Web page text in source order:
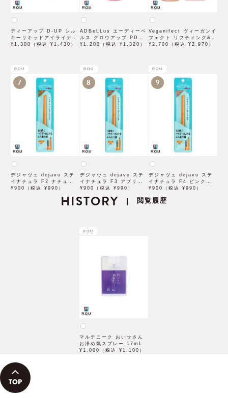
ディーアップ D-UP シル
キーリキッドアイライナー
WP ブラウンブラック
¥1,300（税込 ¥1,430）
ADBeLLus エーディーベ
ルス グロウアップ PDRN
ローション 500mL
¥1,200（税込 ¥1,320）
Veganifect ヴィーガンイ
フェクト リフティング&バ
ランシング フィグチェス
¥2,700（税込 ¥2,970）
ROU
7
デジャヴュ dejavu ステ
イナチュラ F2 ナチュラル
ブラウン【アイブロウ】
¥900（税込 ¥990）
ROU
8
デジャヴュ dejavu ステ
イナチュラ F3 アプリコッ
トブラウン【アイブロウ】
¥900（税込 ¥990）
ROU
9
デジャヴュ dejavu ステ
イナチュラ F4 ピンクベー
ジュ【アイブロウ】【イミ
¥900（税込 ¥990）
HISTORY | 閲覧履歴
ROU
マルチニーク おいせさん
お浄め氣スプレー 17mL
¥1,000（税込 ¥1,100）